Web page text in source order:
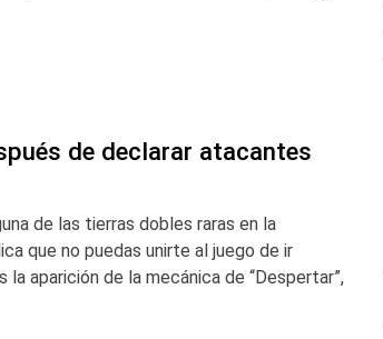
de declarar atacantes
de las tierras dobles raras en la
que no puedas unirte al juego de ir
aparición de la mecánica de “Despertar”,